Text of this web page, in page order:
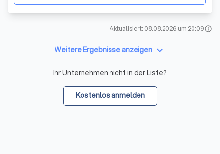
Aktualisiert: 08.08.2026 um 20:09info
Weitere Ergebnisse anzeigen keyboard_arrow_down
Ihr Unternehmen nicht in der Liste?
Kostenlos anmelden